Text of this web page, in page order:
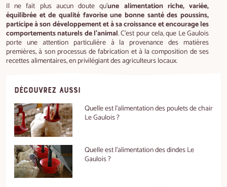
Il ne fait plus aucun doute qu’une alimentation riche, variée,
équilibrée et de qualité favorise une bonne santé des poussins,
participe à son développement et à sa croissance et encourage les
comportements naturels de l’animal. C’est pour cela, que Le Gaulois
porte une attention particulière à la provenance des matières
premières, à son processus de fabrication et à la composition de ses
recettes alimentaires, en privilégiant des agriculteurs locaux.
DÉCOUVREZ AUSSI
Quelle est l'alimentation des poulets de chair
Le Gaulois ?
Quelle est l'alimentation des dindes Le
Gaulois ?